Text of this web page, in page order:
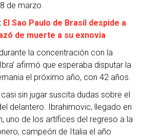
de marzo.
El Sao Paulo de Brasil despide a
de muerte a su exnovia
la concentración con la
afirmó que esperaba disputar la
el próximo año, con 42 años.
sin jugar suscita dudas sobre el
delantero. Ibrahimovic, llegado en
uno de los artífices del regreso a la
campeón de Italia el año